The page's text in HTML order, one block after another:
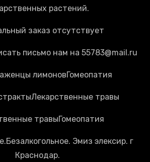
растений.
заказ отсутствует
письмо нам на 55783@mail.ru
лимоновГомеопатия
Лекарственные травы
травыГомеопатия
Эмиз элексир. г
Краснодар.